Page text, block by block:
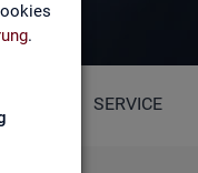
.
SERVICE